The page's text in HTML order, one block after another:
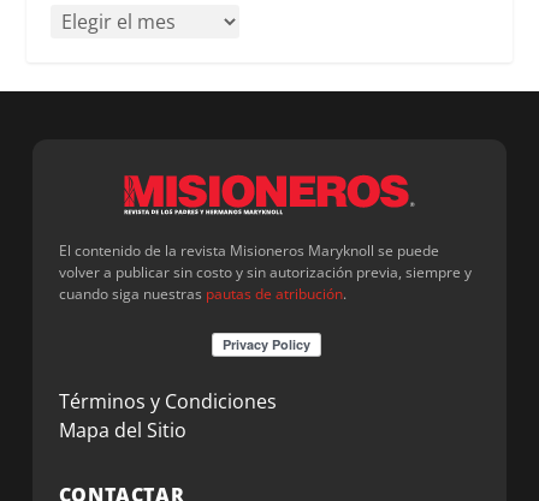
El contenido de la revista Misioneros Maryknoll se puede
volver a publicar sin costo y sin autorización previa, siempre y
cuando siga nuestras pautas de atribución.
Términos y Condiciones
Mapa del Sitio
CONTACTAR